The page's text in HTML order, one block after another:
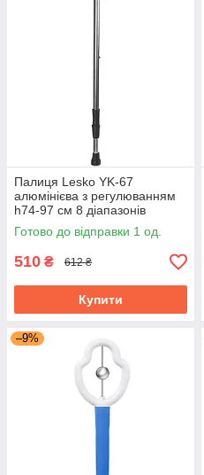
Палиця Lesko YK-67
алюмінієва з регулюванням
h74-97 см 8 діапазонів
висоти
Готово до відправки 1 од.
510 ₴ 612 ₴
Купити
–9%